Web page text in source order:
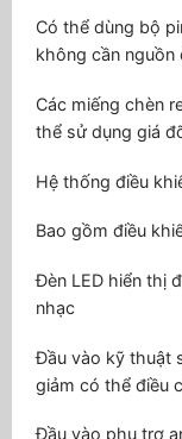
Có thể dùng bộ
không cần nguồn
Các miếng chèn
thể sử dụng giá
Hệ thống điều
Bao gồm điều
Đèn LED hiển thị
nhạc
Đầu vào kỹ thuật
giảm có thể điều
Đầu vào phụ trợ